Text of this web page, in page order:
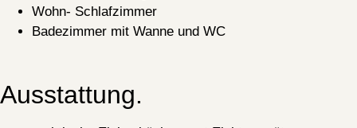
Wohn- Schlafzimmer
Badezimmer mit Wanne und WC
Ausstattung.